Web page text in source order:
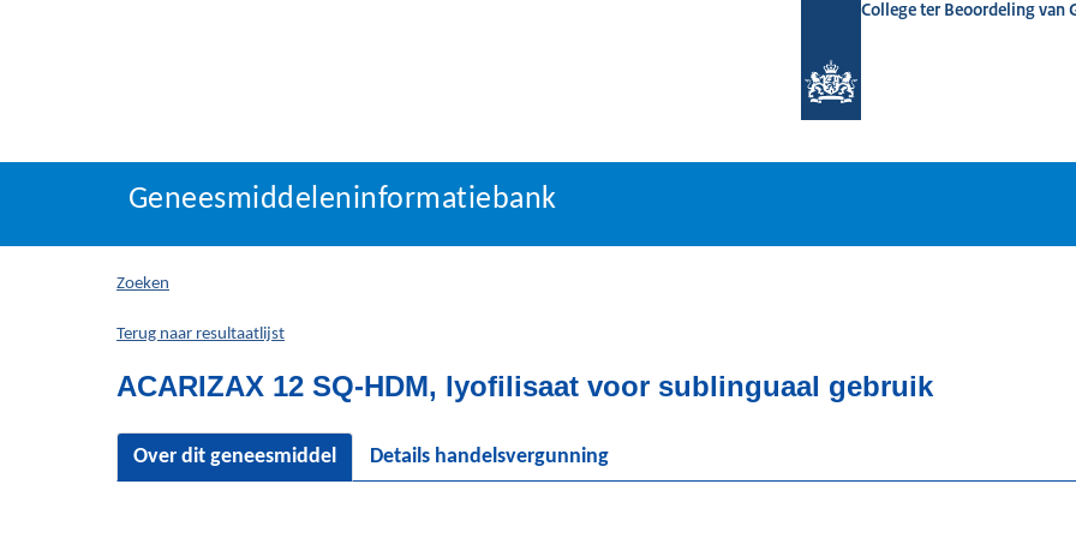
College ter Beoordeling van
Geneesmiddeleninformatiebank
U
hier:
Geneesmiddeleninformatiebank
Zoeken
Terug naar resultaatlijst
ACARIZAX 12 SQ-HDM, lyofilisaat voor sublinguaal gebruik
Over dit geneesmiddel Details handelsvergunning